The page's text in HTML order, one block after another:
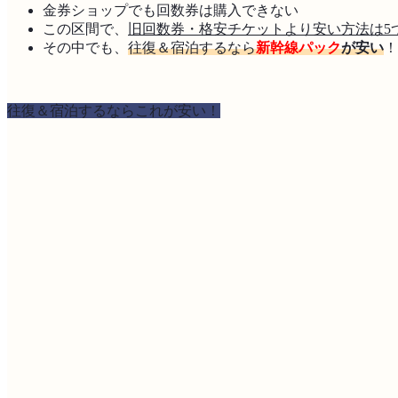
金券ショップでも回数券は購入できない
この区間で、
旧回数券・格安チケットより安い方法は5
その中でも、 往復＆宿泊するなら新幹線パックが安い ！
往復＆宿泊するならこれが安い！